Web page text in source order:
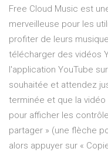
Free Cloud Music est
merveilleuse pour les
profiter de leurs
télécharger des vidéos
l'application YouTube
souhaitée et attendez
terminée et que la
pour afficher les
partager » (une flèche
alors appuyer sur «